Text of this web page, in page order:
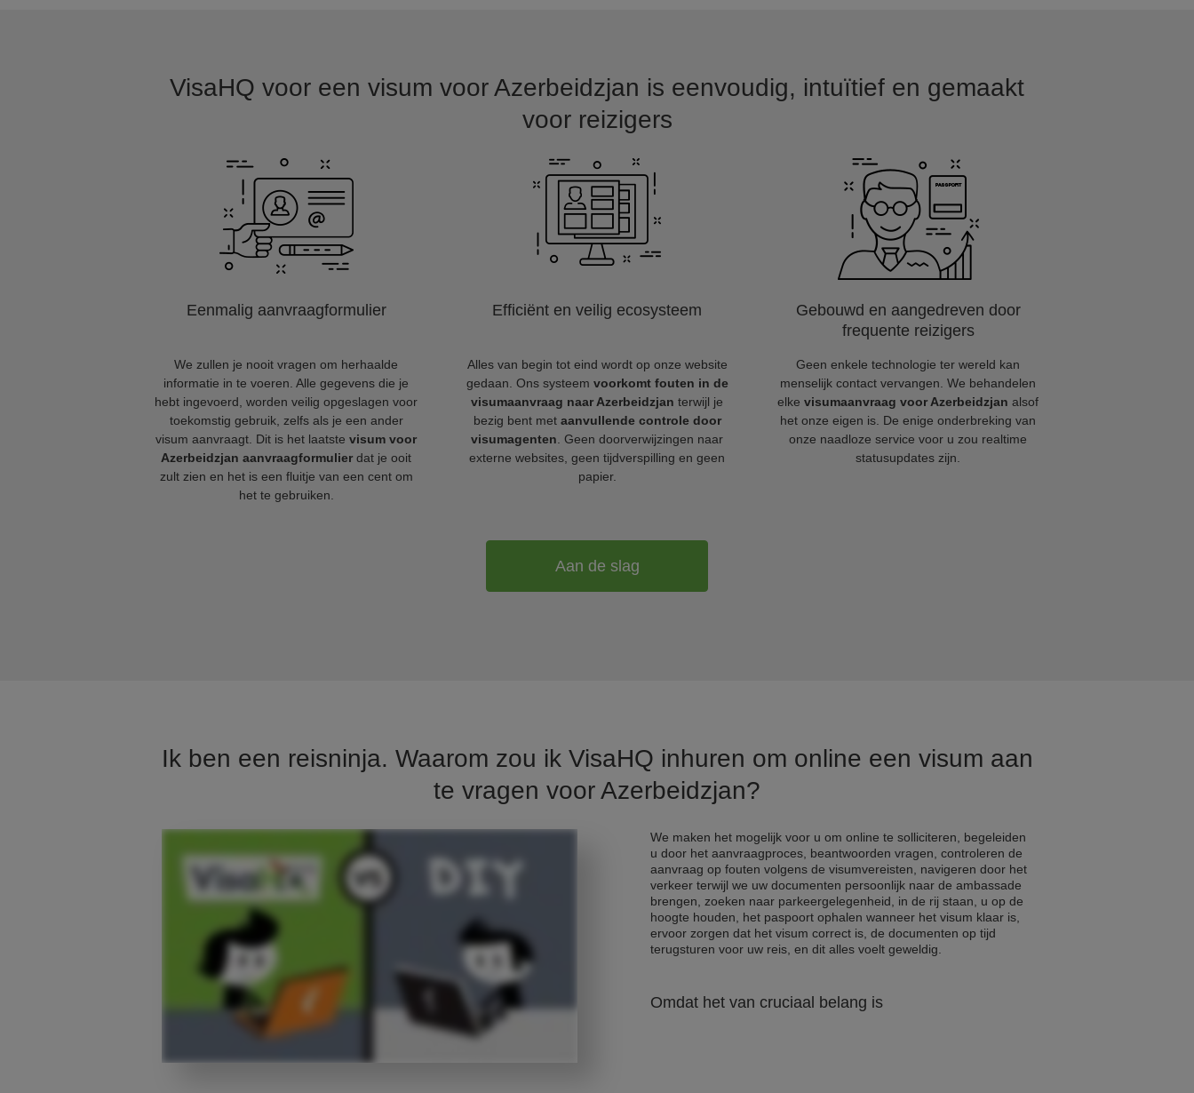
VisaHQ voor een visum voor Azerbeidzjan is eenvoudig, intuïtief en gemaakt
voor reizigers
Eenmalig aanvraagformulier
We zullen je nooit vragen om herhaalde
informatie in te voeren. Alle gegevens die je
hebt ingevoerd, worden veilig opgeslagen voor
toekomstig gebruik, zelfs als je een ander
visum aanvraagt. Dit is het laatste visum voor
Azerbeidzjan aanvraagformulier dat je ooit
zult zien en het is een fluitje van een cent om
het te gebruiken.
Efficiënt en veilig ecosysteem
Alles van begin tot eind wordt op onze website
gedaan. Ons systeem voorkomt fouten in de
visumaanvraag naar Azerbeidzjan terwijl je
bezig bent met aanvullende controle door
visumagenten . Geen doorverwijzingen naar
externe websites, geen tijdverspilling en geen
papier.
Gebouwd en aangedreven door
frequente reizigers
Geen enkele technologie ter wereld kan
menselijk contact vervangen. We behandelen
elke visumaanvraag voor Azerbeidzjan alsof
het onze eigen is. De enige onderbreking van
onze naadloze service voor u zou realtime
statusupdates zijn.
Aan de slag
Ik ben een reisninja. Waarom zou ik VisaHQ inhuren om online een visum aan
te vragen voor Azerbeidzjan?
We maken het mogelijk voor u om online te solliciteren, begeleiden
u door het aanvraagproces, beantwoorden vragen, controleren de
aanvraag op fouten volgens de visumvereisten, navigeren door het
verkeer terwijl we uw documenten persoonlijk naar de ambassade
brengen, zoeken naar parkeergelegenheid, in de rij staan, u op de
hoogte houden, het paspoort ophalen wanneer het visum klaar is,
ervoor zorgen dat het visum correct is, de documenten op tijd
terugsturen voor uw reis, en dit alles voelt geweldig.
Omdat het van cruciaal belang is